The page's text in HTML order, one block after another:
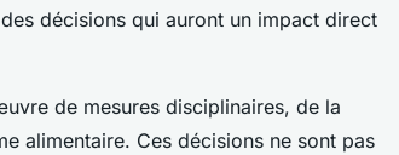
décisions qui auront un impact direct
de mesures disciplinaires, de la
alimentaire. Ces décisions ne sont pas